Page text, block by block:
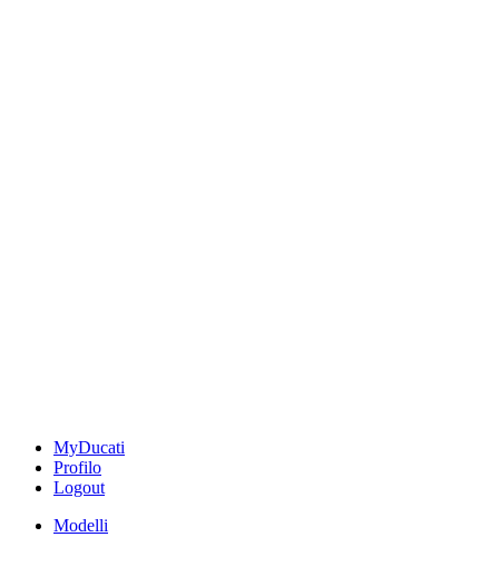
MyDucati
Profilo
Logout
Modelli